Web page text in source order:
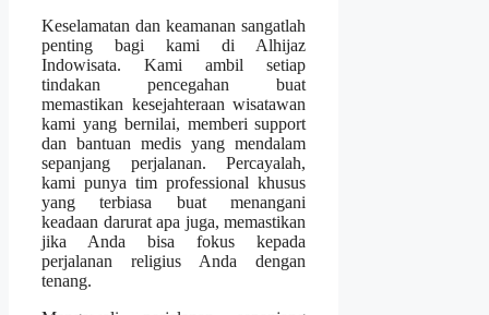
Keselamatan dan keamanan sangatlah
penting bagi kami di Alhijaz
Indowisata. Kami ambil setiap
tindakan pencegahan buat
memastikan kesejahteraan wisatawan
kami yang bernilai, memberi support
dan bantuan medis yang mendalam
sepanjang perjalanan. Percayalah,
kami punya tim professional khusus
yang terbiasa buat menangani
keadaan darurat apa juga, memastikan
jika Anda bisa fokus kepada
perjalanan religius Anda dengan
tenang.